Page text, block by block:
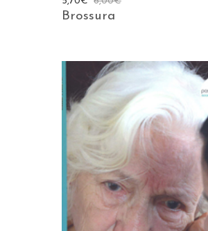
Brossura
AGGIUNGI AL CARRELLO